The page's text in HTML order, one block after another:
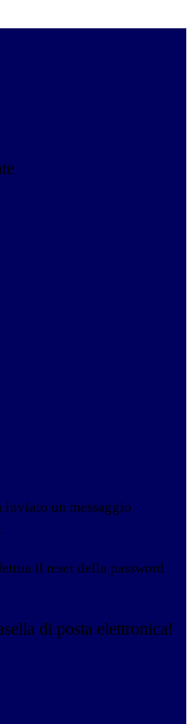
inviato un messaggio
il reset della password
di posta elettronica!